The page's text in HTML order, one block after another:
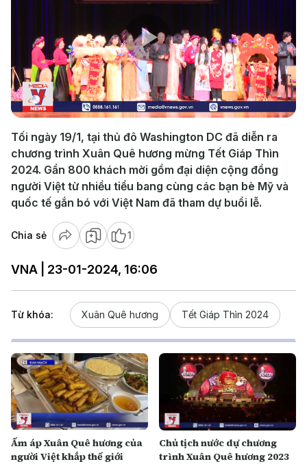
Play
Video
Tối ngày 19/1, tại thủ đô Washington DC đã diễn ra
chương trình Xuân Quê hương mừng Tết Giáp Thìn
2024. Gần 800 khách mời gồm đại diện cộng đồng
người Việt từ nhiều tiểu bang cùng các bạn bè Mỹ và
quốc tế gắn bó với Việt Nam đã tham dự buổi lễ.
Chia sẻ 1
VNA | 23-01-2024, 16:06
Từ khóa: Xuân Quê hương Tết Giáp Thìn 2024
Ấm áp Xuân Quê hương của
người Việt khắp thế giới
Chủ tịch nước dự chương
trình Xuân Quê hương 2023